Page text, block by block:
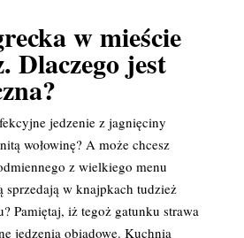
w mieście
Dlaczego jest
jedzenie z jagnięciny
wołowinę? A może chcesz
z wielkiego menu
sprzedają w knajpkach tudzież
Pamiętaj, iż tegoż gatunku strawa
jedzenia obiadowe. Kuchnia